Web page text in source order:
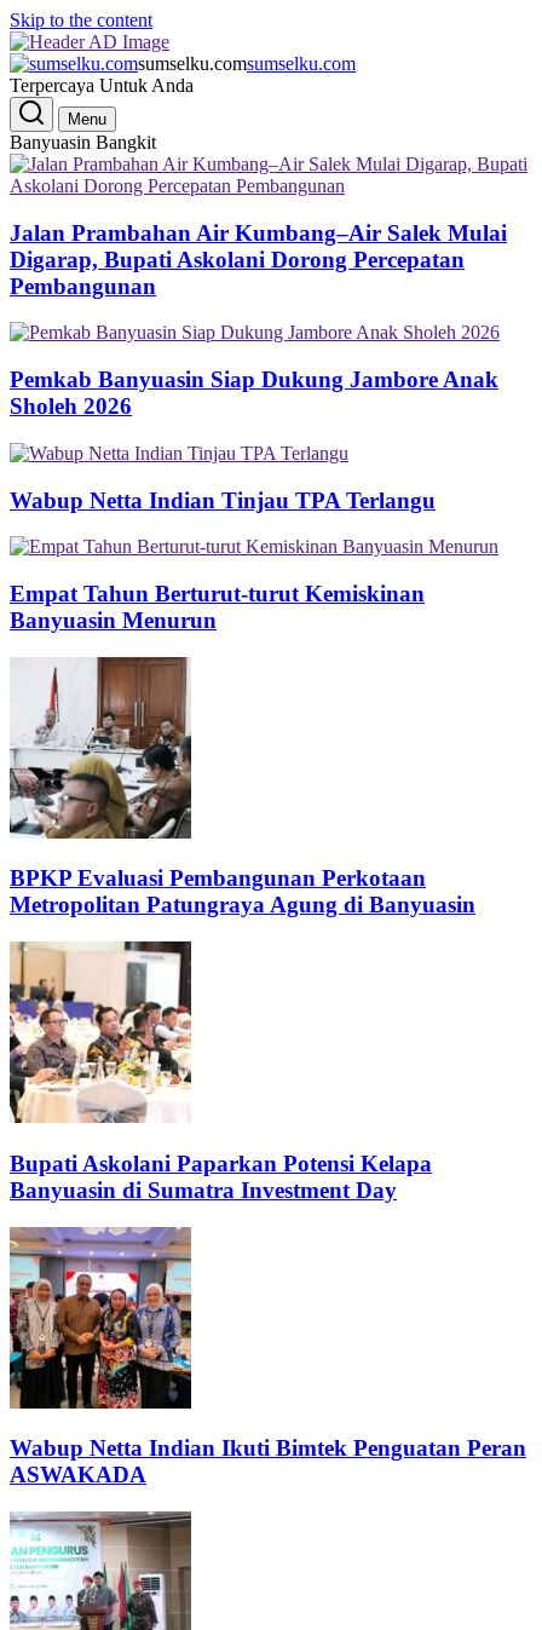
Skip to the content
sumselku.comsumselku.com
Terpercaya Untuk Anda
Menu
Banyuasin Bangkit
Jalan Prambahan Air Kumbang–Air Salek Mulai
Digarap, Bupati Askolani Dorong Percepatan
Pembangunan
Pemkab Banyuasin Siap Dukung Jambore Anak
Sholeh 2026
Wabup Netta Indian Tinjau TPA Terlangu
Empat Tahun Berturut-turut Kemiskinan
Banyuasin Menurun
BPKP Evaluasi Pembangunan Perkotaan
Metropolitan Patungraya Agung di Banyuasin
Bupati Askolani Paparkan Potensi Kelapa
Banyuasin di Sumatra Investment Day
Wabup Netta Indian Ikuti Bimtek Penguatan Peran
ASWAKADA